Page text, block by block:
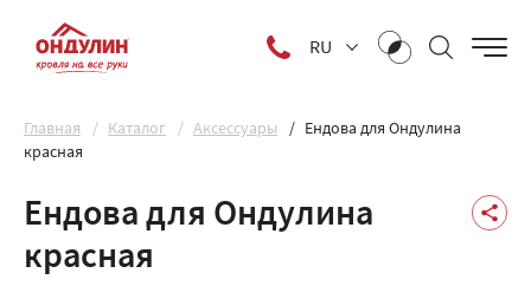
RU
Главная Каталог Аксессуары
Ендова для Ондулина
красная
Ендова для Ондулина
красная